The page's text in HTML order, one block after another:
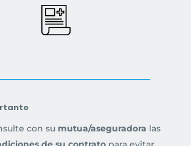
con sumutua/aseguradora las